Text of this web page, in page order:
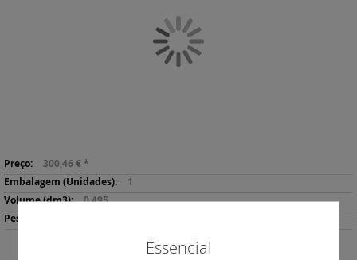
Mais
informação
300,46 € *
1
0.495
para
o
início
Essencial